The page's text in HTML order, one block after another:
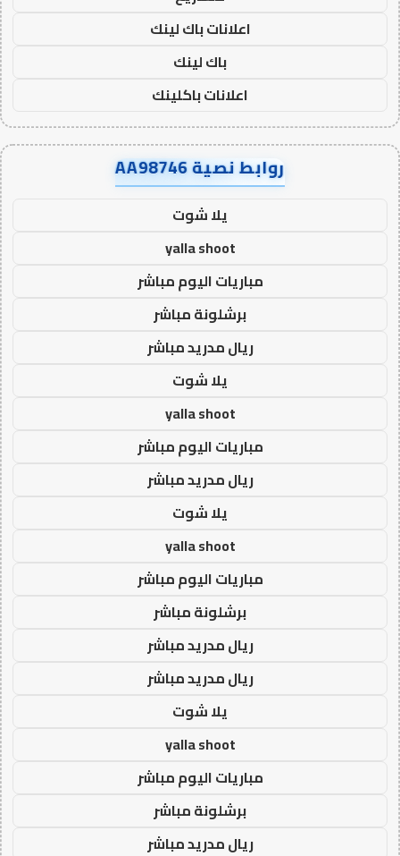
اعلانات باك لينك
باك لينك
اعلانات باكلينك
روابط نصية AA98746
يلا شوت
yalla shoot
مباريات اليوم مباشر
برشلونة مباشر
ريال مدريد مباشر
يلا شوت
yalla shoot
مباريات اليوم مباشر
ريال مدريد مباشر
يلا شوت
yalla shoot
مباريات اليوم مباشر
برشلونة مباشر
ريال مدريد مباشر
ريال مدريد مباشر
يلا شوت
yalla shoot
مباريات اليوم مباشر
برشلونة مباشر
ريال مدريد مباشر